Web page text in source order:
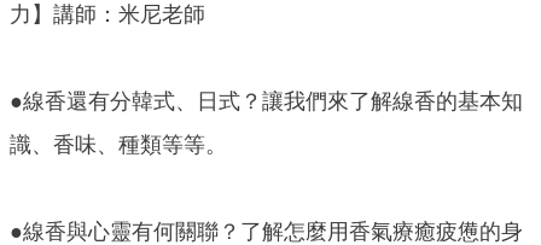
力】講師：米尼老師
●線香還有分韓式、日式？讓我們來了解線香的基本知
識、香味、種類等等。
●線香與心靈有何關聯？了解怎麼用香氣療癒疲憊的身